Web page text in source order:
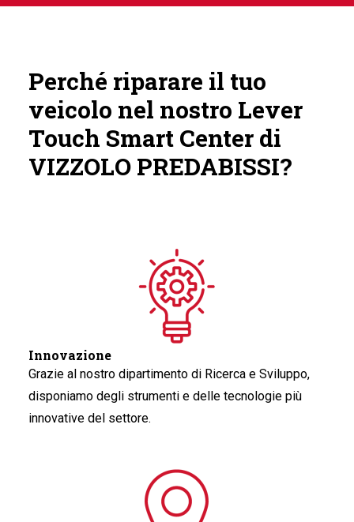
Perché riparare il tuo
veicolo nel nostro Lever
Touch Smart Center di
VIZZOLO PREDABISSI?
Innovazione
Grazie al nostro dipartimento di Ricerca e Sviluppo,
disponiamo degli strumenti e delle tecnologie più
innovative del settore.